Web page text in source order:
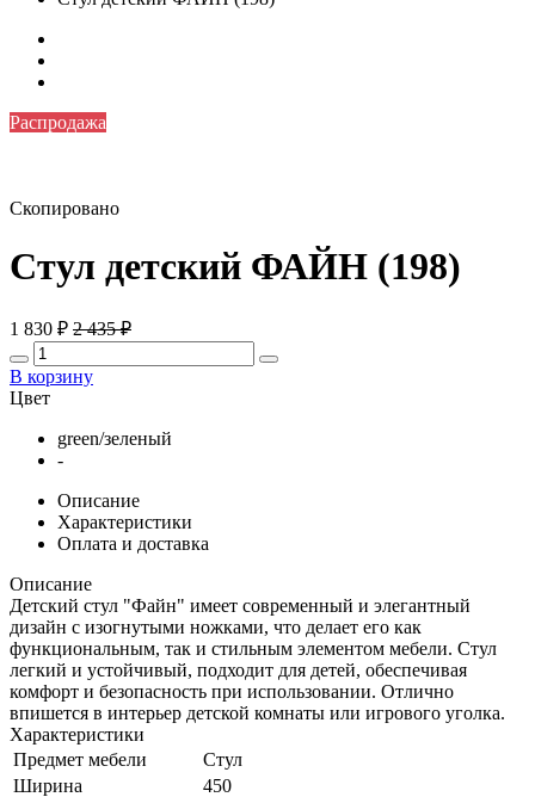
Распродажа
Скопировано
Стул детский ФАЙН (198)
1 830 ₽ 2 435₽
В корзину
Цвет
green/зеленый
-
Описание
Характеристики
Оплата и доставка
Описание
Детский стул "Файн" имеет современный и элегантный
дизайн с изогнутыми ножками, что делает его как
функциональным, так и стильным элементом мебели. Стул
легкий и устойчивый, подходит для детей, обеспечивая
комфорт и безопасность при использовании. Отлично
впишется в интерьер детской комнаты или игрового уголка.
Характеристики
Предмет мебели
Стул
Ширина
450